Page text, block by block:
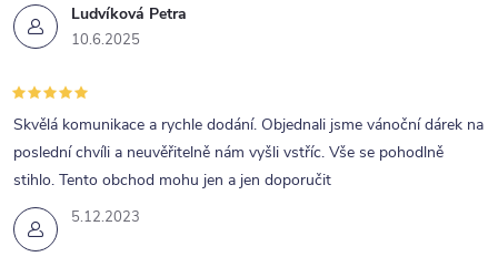
Ludvíková Petra
10.6.2025
5.12.2023
Skvělá komunikace a rychle dodání. Objednali jsme vánoční dárek na
poslední chvíli a neuvěřitelně nám vyšli vstříc. Vše se pohodlně
stihlo. Tento obchod mohu jen a jen doporučit